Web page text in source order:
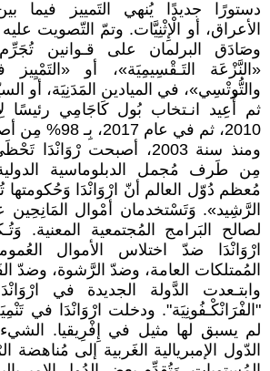
دستورًا جديدًا يُنهي التَمييز فيما
الأعراق، أو الْإِثْنِيَّات. وتمّ التّصويت
وصَادَق البرلمان على قـوانين
«النَّزْعَة التَـقْسِيمِيَة»، أو «التَمْيِيز
والتُّوتْسِي»، في الميادين المَدَنِيَة، أو
ثم أُعِيد انـتخاب بُول كَاجَامِي رئيسًا
2010، ثم في عام 2017، بِـ 98% مِن أصوات النّاخبين.
ومنذ سنة 2003، أصبحت
مِن طَرف مُجمل الدبلوماسية
مُعظم دُوّل العالم أنّ ارْوَانْدَا وَحُكومتها
الرَّشِيد». وَتَسْتخدمان أمْوال المَانِحِين
لصالح البَرامج المُجتمعية المعنية.
ارْوَانْدَا ضدّ اختلاس الأموال
المُمتلكات العامة، وضدّ الرَّشوة، وضدّ
وابتـعدت الدَّولة الجديدة في
"الفْرَانْكْـفُونِيَة". ودخلت ارْوَانْدَا في
لم يسبق لها مثيل في إِفْرِيقيا.
الدّول الإمبريالية الغَربية إلى مُناهضة